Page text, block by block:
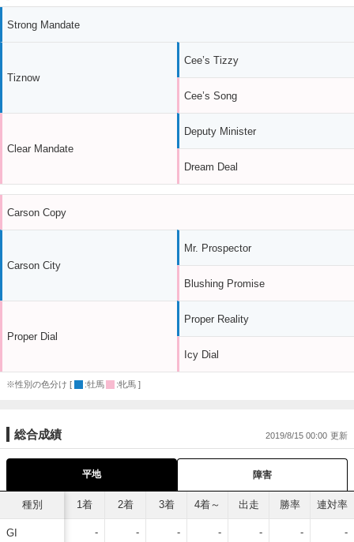
Strong Mandate
Tiznow
Clear Mandate
Cee’s Tizzy
Cee’s Song
Deputy Minister
Dream Deal
Carson Copy
Carson City
Proper Dial
Mr. Prospector
Blushing Promise
Proper Reality
Icy Dial
※性別の色分け [ :牡馬 :牝馬 ]
総合成績 2019/8/15 00:00
平地 障害
種別
GI
1着 2着 3着 4着～ 出走 勝率 連対率
- - - - - - -